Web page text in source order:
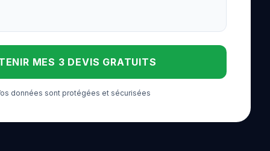
MES 3 DEVIS GRATUITS
données sont protégées et sécurisées